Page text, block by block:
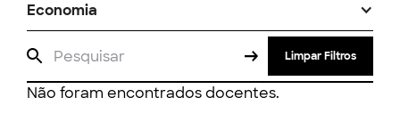
Economia
Limpar Filtros
Não foram encontrados docentes.